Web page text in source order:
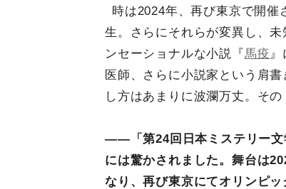
時は2024年、再び東京で開催
生。さらにそれらが変異し、
ンセーショナルな小説『馬疫』
医師、さらに小説家という肩
し方はあまりに波瀾万丈。そ
――「第24回日本ミステリー文
には驚かされました。舞台は
なり、再び東京にてオリンピ